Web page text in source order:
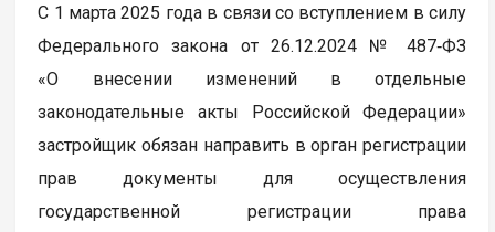
С 1 марта 2025 года в связи со вступлением в силу
Федерального закона от 26.12.2024 № 487‑ФЗ
«О внесении изменений в отдельные
законодательные акты Российской Федерации»
застройщик обязан направить в орган регистрации
прав документы для осуществления
государственной регистрации права